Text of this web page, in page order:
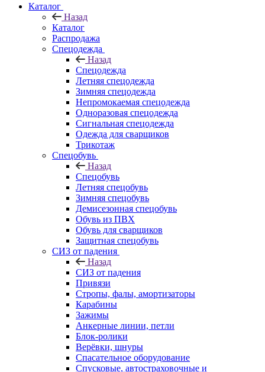
Каталог
Назад
Каталог
Распродажа
Спецодежда
Назад
Спецодежда
Летняя спецодежда
Зимняя спецодежда
Непромокаемая спецодежда
Одноразовая спецодежда
Сигнальная спецодежда
Одежда для сварщиков
Трикотаж
Спецобувь
Назад
Спецобувь
Летняя спецобувь
Зимняя спецобувь
Демисезонная спецобувь
Обувь из ПВХ
Обувь для сварщиков
Защитная спецобувь
СИЗ от падения
Назад
СИЗ от падения
Привязи
Стропы, фалы, амортизаторы
Карабины
Зажимы
Анкерные линии, петли
Блок-ролики
Верёвки, шнуры
Спасательное оборудование
Спусковые, автостраховочные и